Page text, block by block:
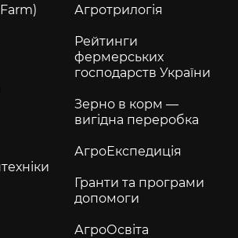
Агротрилогія
Рейтинги
фермерських
господарств України
Зерно в корм —
вигідна переробка
АгроЕкспедиція
Гранти та програми
допомоги
АгроОсвіта